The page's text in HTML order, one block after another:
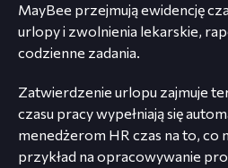
MayBee przejmują ewidencję
urlopy i zwolnienia lekarskie,
codzienne zadania.
Zatwierdzenie urlopu zajmuje
czasu pracy wypełniają się
menedżerom HR czas na to, co
przykład na opracowywanie